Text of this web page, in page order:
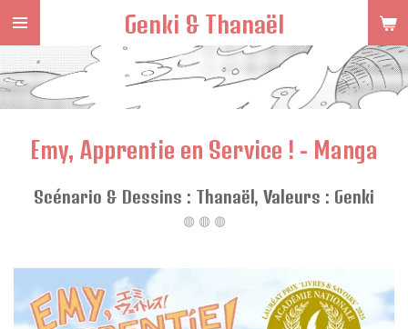
Passer
contenu
principal
Genki & Thanaël
Emy, Apprentie en Service ! - Manga
Scénario & Dessins : Thanaël, Valeurs : Genki
◍ ◍ ◍